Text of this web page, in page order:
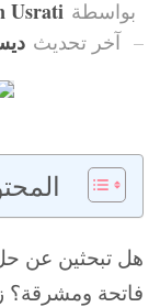
بواسطة Usrati
آخر تحديث
هل تبحثين عن
فاتحة ومشرقة؟